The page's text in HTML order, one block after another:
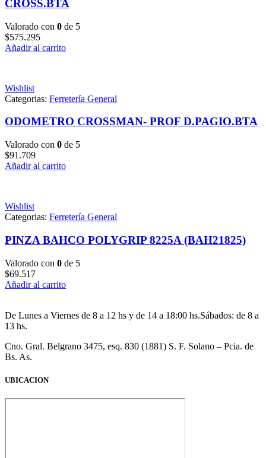
CROSS.BTA
Valorado con 0 de 5
$575.295
Añadir al carrito
Wishlist
Categorias: Ferretería General
ODOMETRO CROSSMAN- PROF D.PAGIO.BTA
Valorado con 0 de 5
$91.709
Añadir al carrito
Wishlist
Categorias: Ferretería General
PINZA BAHCO POLYGRIP 8225A (BAH21825)
Valorado con 0 de 5
$69.517
Añadir al carrito
De Lunes a Viernes de 8 a 12 hs y de 14 a 18:00 hs.Sábados: de 8 a
13 hs.
Cno. Gral. Belgrano 3475, esq. 830 (1881) S. F. Solano – Pcia. de
Bs. As.
UBICACION